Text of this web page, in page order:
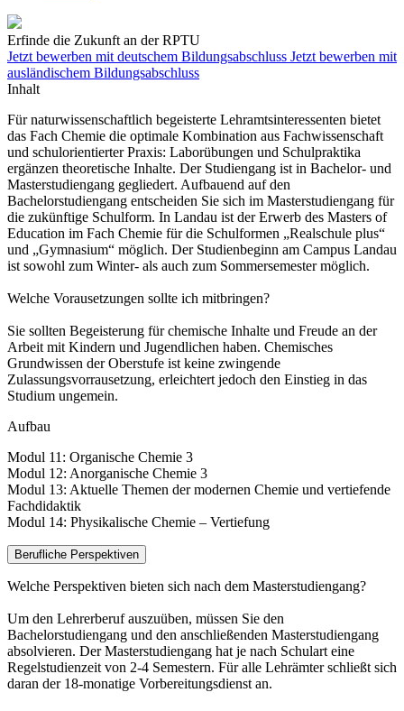
Erfinde die Zukunft an der RPTU
Jetzt bewerben mit deutschem Bildungsabschluss Jetzt bewerben mit
ausländischem Bildungsabschluss
Inhalt
Für naturwissenschaftlich begeisterte Lehramtsinteressenten bietet
das Fach Chemie die optimale Kombination aus Fachwissenschaft
und schulorientierter Praxis: Laborübungen und Schulpraktika
ergänzen theoretische Inhalte. Der Studiengang ist in Bachelor- und
Masterstudiengang gegliedert. Aufbauend auf den
Bachelorstudiengang entscheiden Sie sich im Masterstudiengang für
die zukünftige Schulform. In Landau ist der Erwerb des Masters of
Education im Fach Chemie für die Schulformen „Realschule plus“
und „Gymnasium“ möglich. Der Studienbeginn am Campus Landau
ist sowohl zum Winter- als auch zum Sommersemester möglich.
Welche Vorausetzungen sollte ich mitbringen?
Sie sollten Begeisterung für chemische Inhalte und Freude an der
Arbeit mit Kindern und Jugendlichen haben. Chemisches
Grundwissen der Oberstufe ist keine zwingende
Zulassungsvorrausetzung, erleichtert jedoch den Einstieg in das
Studium ungemein.
Aufbau
Modul 11: Organische Chemie 3
Modul 12: Anorganische Chemie 3
Modul 13: Aktuelle Themen der modernen Chemie und vertiefende
Fachdidaktik
Modul 14: Physikalische Chemie – Vertiefung
Berufliche Perspektiven
Welche Perspektiven bieten sich nach dem Masterstudiengang?
Um den Lehrerberuf auszuüben, müssen Sie den
Bachelorstudiengang und den anschließenden Masterstudiengang
absolvieren. Der Masterstudiengang hat je nach Schulart eine
Regelstudienzeit von 2-4 Semestern. Für alle Lehrämter schließt sich
daran der 18-monatige Vorbereitungsdienst an.